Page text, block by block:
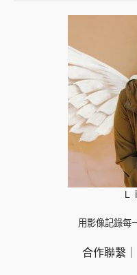
用影像記錄每
合作聯繫｜